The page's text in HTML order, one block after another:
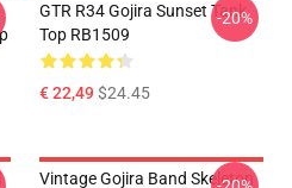
GTR R34 Gojira Sunset Tank
Top RB1509
€ 22,49$24.45
-20%
Vintage Gojira Band Skeleton